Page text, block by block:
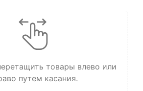
товары влево или
путем касания.